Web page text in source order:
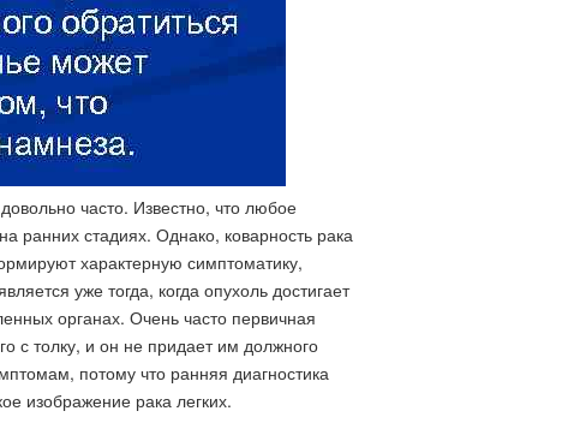
часто. Известно, что любое
ранних стадиях. Однако, коварность рака
характерную симптоматику,
уже тогда, когда опухоль достигает
органах. Очень часто первичная
с толку, и он не придает им должного
потому что ранняя диагностика
изображение рака легких.